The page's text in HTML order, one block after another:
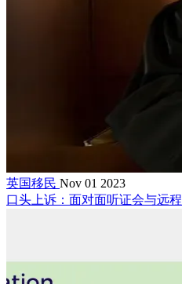
英国移民 Nov 01 2023
口头上诉：面对面听证会与远